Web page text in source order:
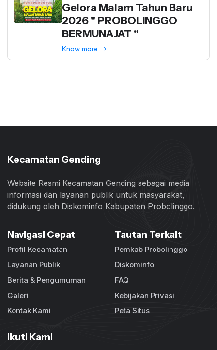
Gelora Malam Tahun Baru
2026 " PROBOLINGGO
BERMUNAJAT "
Know more
Kecamatan Gending
Website Resmi Kecamatan Gending sebagai media
informasi dan layanan publik untuk masyarakat,
didukung oleh Diskominfo Kabupaten Probolinggo.
Navigasi Cepat
Profil Kecamatan
Layanan Publik
Berita & Pengumuman
Galeri
Kontak Kami
Tautan Terkait
Pemkab Probolinggo
Diskominfo
FAQ
Kebijakan Privasi
Peta Situs
Ikuti Kami